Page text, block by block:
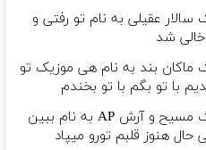
سالار عقیلی به نام تو رفتی و
خالی شد
ماکان بند به نام هی موزیک تو
با تو بگم با تو بخندم
دانلود آهنگ مسیح و آرش AP به نام ببین
هنوز قلبم تورو میپاد